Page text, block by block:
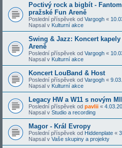
Poctivý rock a bigbít -
pražské Fun Areně
Poslední příspěvek od Vargogh «
Napsal v Kulturní akce
Swing & Jazz: Koncert kapely
Areně
Poslední příspěvek od Vargogh «
Napsal v Kulturní akce
Koncert LouBand & Host
Poslední příspěvek od Vargogh «
Napsal v Kulturní akce
Legacy HW a W11 s novým
Poslední příspěvek od pavlii «
Napsal v Studio a recording
Magor - Král Evropy
Poslední příspěvek od Hiddenplate «
Napsal v Vaše skupiny a projekty